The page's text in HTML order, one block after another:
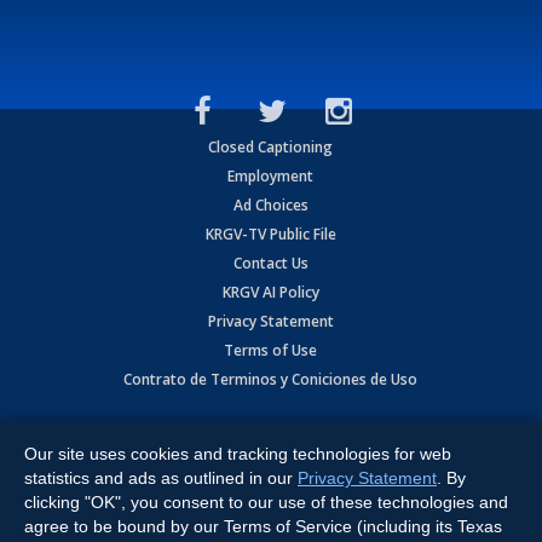
Closed Captioning
Employment
Ad Choices
KRGV-TV Public File
Contact Us
KRGV AI Policy
Privacy Statement
Terms of Use
Contrato de Terminos y Coniciones de Uso
Expressway, Weslaco, TX 78596.
All Rights Reserved. Powered by:Ruby Shore Software
Our site uses cookies and tracking technologies for web
statistics and ads as outlined in our Privacy Statement . By
clicking "OK", you consent to our use of these technologies and
agree to be bound by our Terms of Service (including its Texas